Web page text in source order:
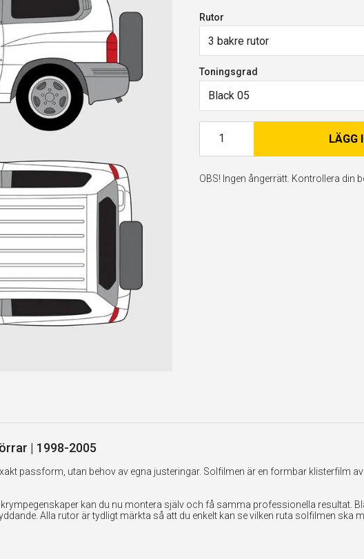
Rutor
3 bakre rutor
Toningsgrad
Black 05
LÄGG
OBS! Ingen ångerrätt. Kontrollera din
| 1998-2005
passform, utan behov av egna justeringar. Solfilmen är en formbar klisterfilm
kan du nu montera själv och få samma professionella resultat.
Alla rutor är tydligt märkta så att du enkelt kan se vilken ruta solfilmen ska